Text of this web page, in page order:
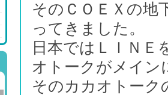
そのＣＯＥＸの地
ってきました。
日本ではＬＩＮＥ
オトークがメイン
そのカカオトーク